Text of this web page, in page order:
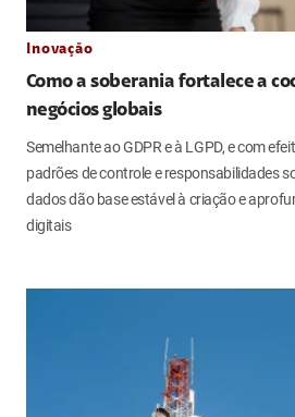
Inovação
Como a soberania fortalece a
negócios globais
Semelhante ao GDPR e à LGPD, e com
padrões de controle e responsabilidades
dados dão base estável à criação e
digitais